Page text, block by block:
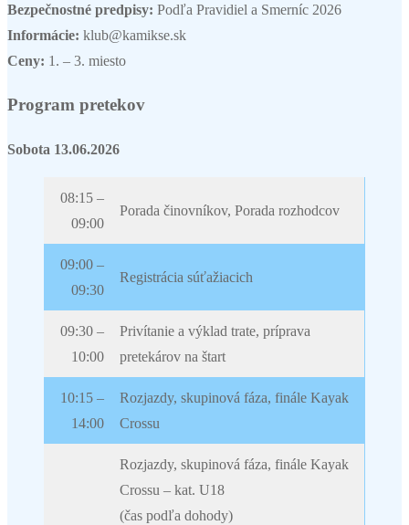
Bezpečnostné predpisy: Podľa Pravidiel a Smerníc 2026
Informácie: klub@kamikse.sk
Ceny: 1. – 3. miesto
Program pretekov
Sobota 13.06.2026
08:15 –
09:00
Porada činovníkov, Porada rozhodcov
09:00 –
09:30
Registrácia súťažiacich
09:30 –
10:00
Privítanie a výklad trate, príprava
pretekárov na štart
10:15 –
14:00
Rozjazdy, skupinová fáza, finále Kayak
Crossu
Rozjazdy, skupinová fáza, finále Kayak
Crossu – kat. U18
(čas podľa dohody)